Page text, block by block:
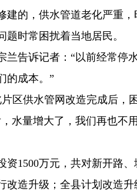
建的，供水管道老化严重
题时常困扰着当地居民。
兰告诉记者：“以前经常停
的成本。”
区供水管网改造完成后，
水量增大了，我们再也不
资1500万元，共对新开路
改造升级；全县计划改造